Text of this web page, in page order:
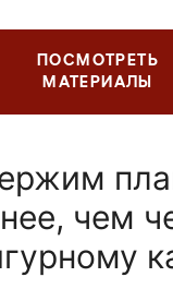
ПОСМОТРЕТЬ
МАТЕРИАЛЫ
чем